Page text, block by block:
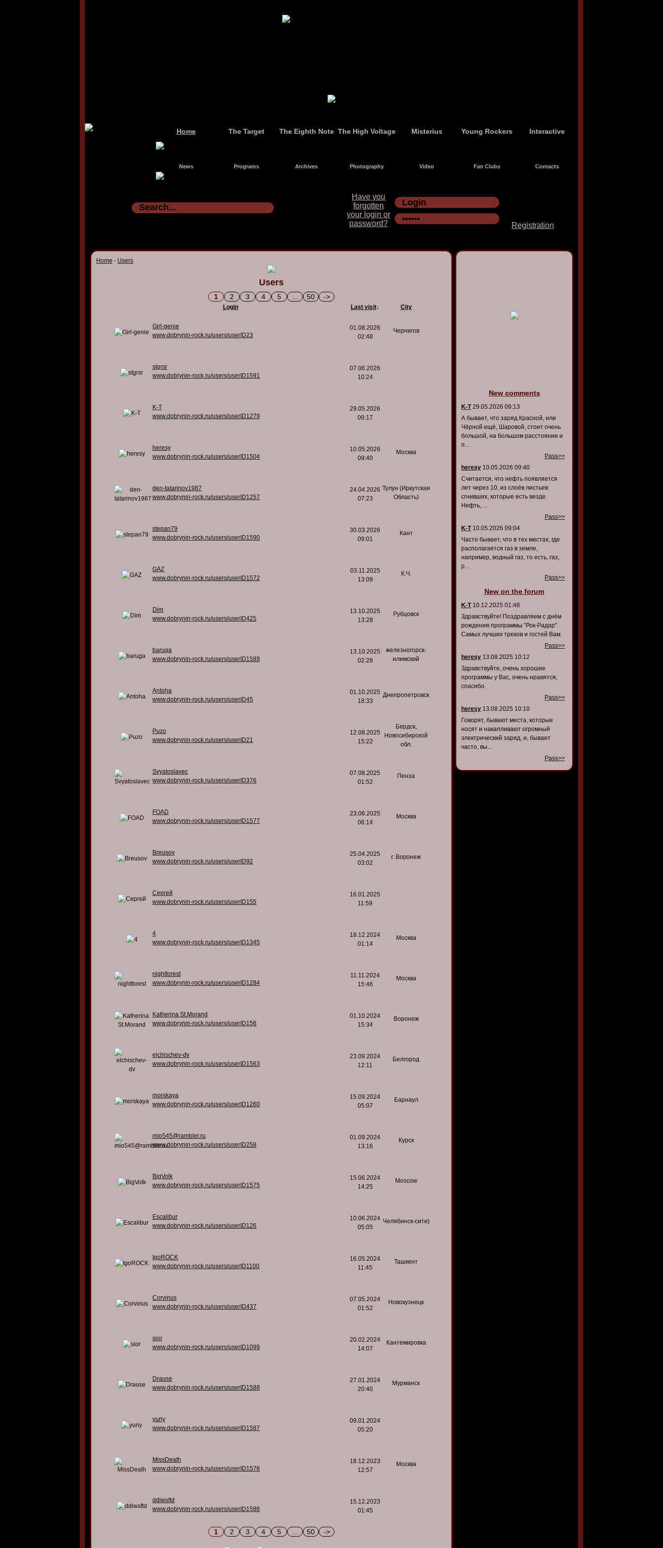
Home The Target The Eighth Note The High Voltage Misterius Young Rockers Interactive
News Programs Archives Photography Video Fan Clubs Contacts
Have you
forgotten
your login or
password?
Registration
Home - Users
Users
1 2 3 4 5 50 ->
Login Last visit↓ City
Girl-genie
www.dobrynin-rock.ru/users/userID23
01.08.2026
02:48
Чернигов
stgrsr
www.dobrynin-rock.ru/users/userID1591
07.06.2026
10:24
K-T
www.dobrynin-rock.ru/users/userID1279
29.05.2026
09:17
heresy
www.dobrynin-rock.ru/users/userID1504
10.05.2026
09:40
Москва
den-tatarinov1987
www.dobrynin-rock.ru/users/userID1257
24.04.2026
07:23
Тулун (Иркутская
Область)
stepan79
www.dobrynin-rock.ru/users/userID1590
30.03.2026
09:01
Кант
GAZ
www.dobrynin-rock.ru/users/userID1572
03.11.2025
13:09
К.Ч.
Dim
www.dobrynin-rock.ru/users/userID425
13.10.2025
13:28
Рубцовск
baruga
www.dobrynin-rock.ru/users/userID1589
13.10.2025
02:28
железногорск-
илимский
Antoha
www.dobrynin-rock.ru/users/userID45
01.10.2025
18:33
Днепропетровск
Puzo
www.dobrynin-rock.ru/users/userID21
12.08.2025
15:22
Бердск,
Новосибирской
обл.
Svyatoslavec
www.dobrynin-rock.ru/users/userID376
07.08.2025
01:52
Пенза
FOAD
www.dobrynin-rock.ru/users/userID1577
23.06.2025
06:14
Москва
Breusov
www.dobrynin-rock.ru/users/userID92
25.04.2025
03:02
г. Воронеж
Сергей
www.dobrynin-rock.ru/users/userID155
16.01.2025
11:59
4
www.dobrynin-rock.ru/users/userID1345
18.12.2024
01:14
Москва
nightforest
www.dobrynin-rock.ru/users/userID1284
11.11.2024
15:46
Москва
Katherina St.Morand
www.dobrynin-rock.ru/users/userID156
01.10.2024
15:34
Воронеж
elchischev-dv
www.dobrynin-rock.ru/users/userID1563
23.09.2024
12:11
Белгород
morskaya
www.dobrynin-rock.ru/users/userID1260
15.09.2024
05:07
Барнаул
mio545@rambler.ru
www.dobrynin-rock.ru/users/userID258
01.09.2024
13:16
Курск
BigVolk
www.dobrynin-rock.ru/users/userID1575
15.06.2024
14:25
Moscow
Escalibur
www.dobrynin-rock.ru/users/userID126
10.06.2024
05:05
Челябинск-сити)
IgoROCK
www.dobrynin-rock.ru/users/userID1100
16.05.2024
11:45
Ташкент
Corvinus
www.dobrynin-rock.ru/users/userID437
07.05.2024
01:52
Новокузнецк
sior
www.dobrynin-rock.ru/users/userID1099
20.02.2024
14:07
Кантемировка
Drause
www.dobrynin-rock.ru/users/userID1588
27.01.2024
20:40
Мурманск
yuriy
www.dobrynin-rock.ru/users/userID1587
09.01.2024
05:20
MissDeath
www.dobrynin-rock.ru/users/userID1576
18.12.2023
12:57
Москва
ddiwsftd
www.dobrynin-rock.ru/users/userID1586
15.12.2023
01:45
1 2 3 4 5 50 ->
New comments
K-T29.05.2026 09:13
А бывает, что заряд Красной, или
Чёрной ещё, Шаровой, стоит очень
большой, на большом расстоянии и
п...
Pass>>
heresy 10.05.2026 09:40
Считается, что нефть появляется
лет через 10, из слоёв листьев
сгнивших, которые есть везде.
Нефть, ...
Pass>>
K-T10.05.2026 09:04
Часто бывает, что в тех местах, где
располагается газ в земле,
например, водный газ, то есть, газ,
р...
Pass>>
New on the forum
K-T10.12.2025 01:48
Здравствуйте! Поздравляем с днём
рождения программы "Рок-Радар".
Самых лучших треков и гостей Вам.
Pass>>
heresy 13.08.2025 10:12
Здравствуйте, очень хорошие
программы у Вас, очень нравятся,
спасибо.
Pass>>
heresy 13.08.2025 10:10
Говорят, бывают места, которые
носят и накапливают огромный
электрический заряд, и, бывает
часто, вы...
Pass>>